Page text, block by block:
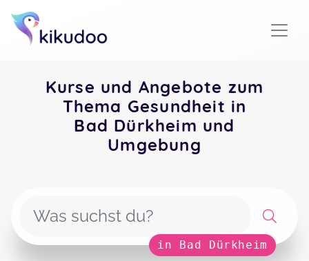
Kurse und Angebote zum
Thema Gesundheit in
Bad Dürkheim und
Umgebung
in Bad Dürkheim